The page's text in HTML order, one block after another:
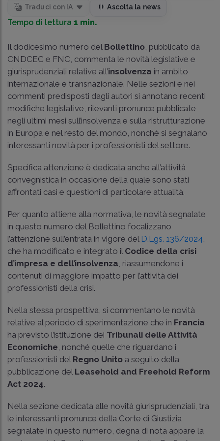
Traduci con IA Ascolta la news
Tempo di lettura 1 min.
Il dodicesimo numero del Bollettino , pubblicato da
CNDCEC e FNC, commenta le novità legislative e
giurisprudenziali relative all’insolvenza in ambito
internazionale e transnazionale. Nelle sezioni e nei
commenti predisposti dagli autori si annotano recenti
modifiche legislative, rilevanti pronunce pubblicate
negli ultimi mesi sull’insolvenza e sulla ristrutturazione
in Europa e nel resto del mondo, nonché si segnalano
interessanti novità per i professionisti del settore.
Specifica attenzione è dedicata anche all’attività
convegnistica in occasione della quale sono stati
affrontati casi e questioni di particolare attualità.
Per quanto attiene alla normativa, le novità segnalate
in questo numero del Bollettino focalizzano
l’attenzione sull’entrata in vigore del D.Lgs. 136/2024
che ha modificato e integrato il Codice della crisi
d’impresa e dell’insolvenza , riassumendone i
contenuti di maggiore impatto per l’attività dei
professionisti della crisi.
Nella stessa prospettiva, si commentano le novità
relative al periodo di sperimentazione che in Francia
ha previsto l’istituzione dei Tribunali delle Attività
Economiche , nonché quelle che riguardano i
professionisti del Regno Unito a seguito della
pubblicazione del Leasehold and Freehold Reform
Act 2024.
Nella sezione dedicata alle novità giurisprudenziali, tra
le interessanti pronunce della Corte di Giustizia
segnalate in questo numero, degna di nota appare la